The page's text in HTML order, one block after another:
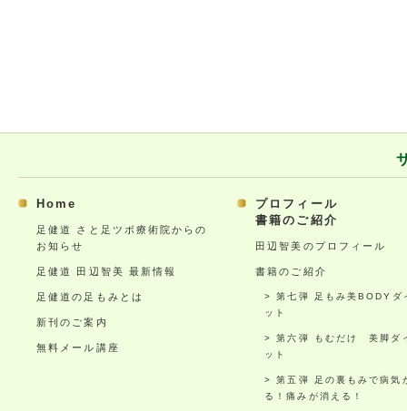
Home
足健道 さと足ツボ療術院からの
お知らせ
足健道 田辺智美 最新情報
足健道の足もみとは
新刊のご案内
無料メール講座
プロフィール
書籍のご紹介
田辺智美のプロフィール
書籍のご紹介
第七弾 足もみ美BODYダ
ット
第六弾 もむだけ 美脚ダ
ット
第五弾 足の裏もみで病気
る！痛みが消える！